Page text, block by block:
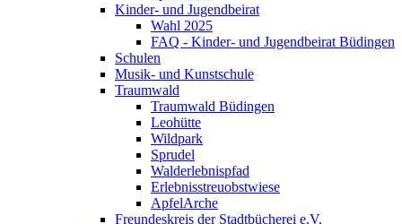
Kinder- und Jugendbeirat
Wahl 2025
FAQ - Kinder- und Jugendbeirat Büdingen
Schulen
Musik- und Kunstschule
Traumwald
Traumwald Büdingen
Leohütte
Wildpark
Sprudel
Walderlebnispfad
Erlebnisstreuobstwiese
ApfelArche
Freundeskreis der Stadtbücherei e.V.